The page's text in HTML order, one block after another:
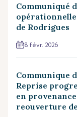
Communiqué
de Rodrigues
8 févr. 2026
Communique
Reprise
en
reouverture